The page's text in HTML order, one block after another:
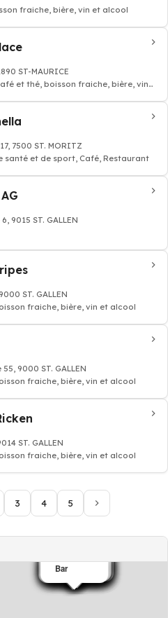
fraiche, bière, vin et alcool
ST-MAURICE
vin
7500 ST. MORITZ
santé et de sport, Café, Restaurant
9015 ST. GALLEN
ST. GALLEN
fraiche, bière, vin et alcool
9000 ST. GALLEN
fraiche, bière, vin et alcool
ST. GALLEN
fraiche, bière, vin et alcool
3 4 5
Bar
Bar
Bar
Café
Restaurant
Bar
Bar
Bar
Bar
Bar
Bar
Bar
Bar
Bar